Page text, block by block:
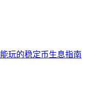
玩的稳定币生息指南